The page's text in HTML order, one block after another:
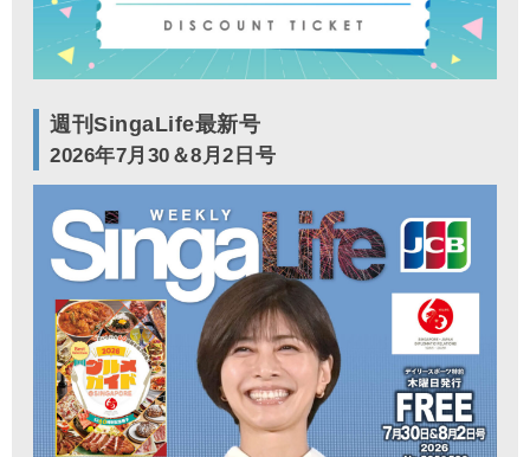
週刊SingaLife最新号
2026年7月30＆8月2日号